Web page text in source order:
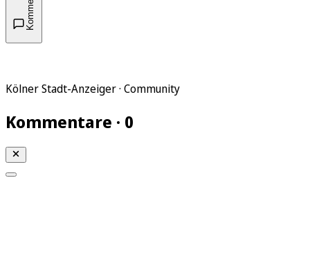
Kölner Stadt-Anzeiger · Community
Kommentare · 0